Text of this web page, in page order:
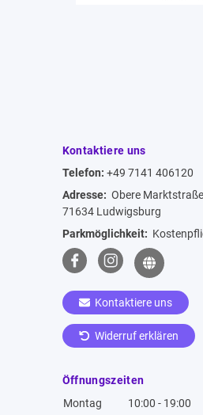
Kontaktiere uns
Telefon: +49 7141 406120
Adresse: Obere
71634 Ludwigsburg
Parkmöglichkeit:
Kontaktiere uns
Widerruf erklären
Öffnungszeiten
Montag
10:00 - 19:00